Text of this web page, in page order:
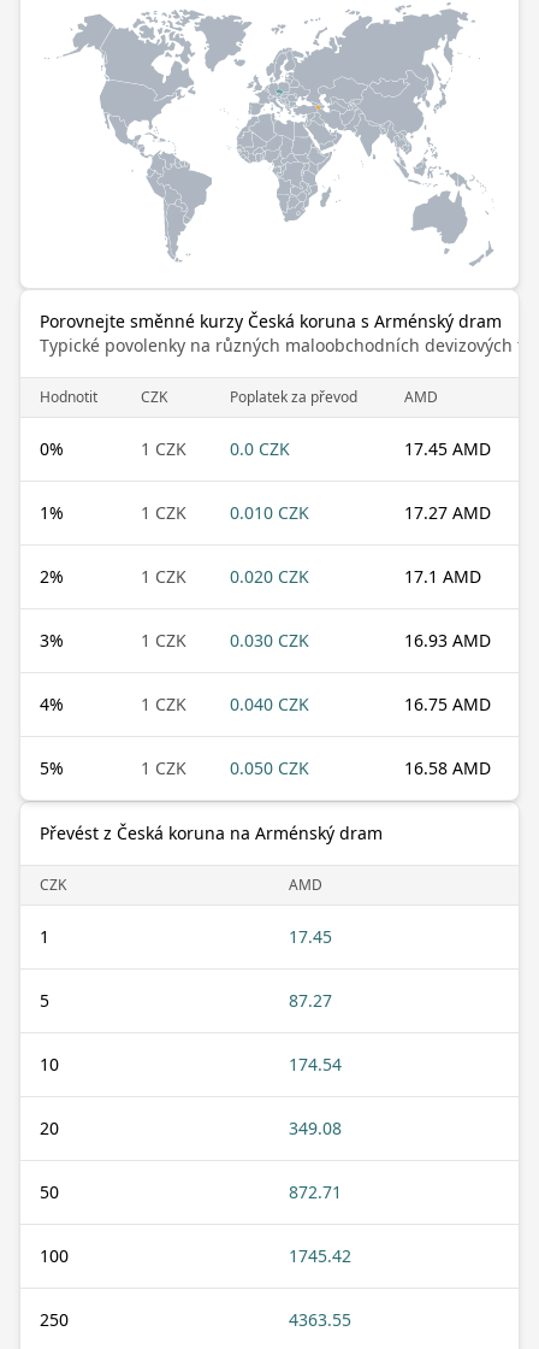
Porovnejte směnné kurzy Česká koruna s Arménský dram
Typické povolenky na různých maloobchodních devizových
Hodnotit CZK Poplatek za převod AMD
0% 1 CZK 0.0 CZK 17.45 AMD
1% 1 CZK 0.010 CZK 17.27 AMD
2% 1 CZK 0.020 CZK 17.1 AMD
3% 1 CZK 0.030 CZK 16.93 AMD
4% 1 CZK 0.040 CZK 16.75 AMD
5% 1 CZK 0.050 CZK 16.58 AMD
Převést z Česká koruna na Arménský dram
CZK AMD
1 17.45
5 87.27
10 174.54
20 349.08
50 872.71
100 1745.42
250 4363.55